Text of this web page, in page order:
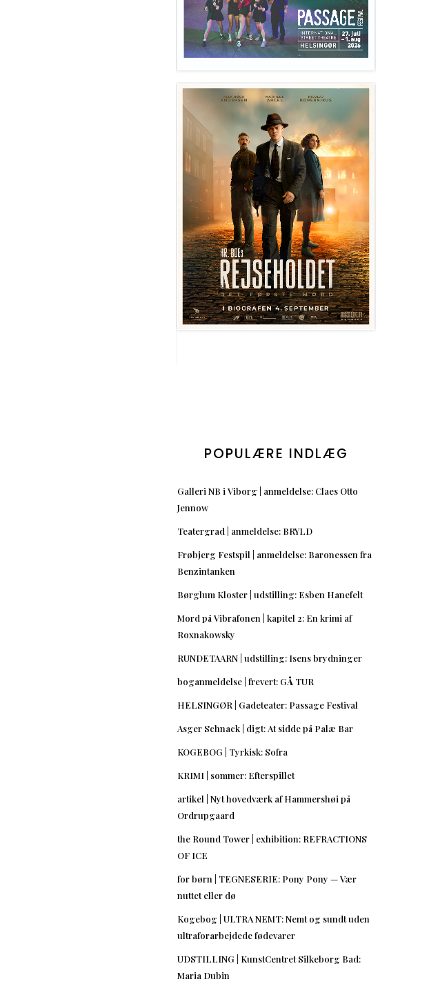
POPULÆRE INDLÆG
Galleri NB i Viborg | anmeldelse: Claes Otto
Jennow
Teatergrad | anmeldelse: BRYLD
Frøbjerg Festspil | anmeldelse: Baronessen fra
Benzintanken
Børglum Kloster | udstilling: Esben Hanefelt
Mord på Vibrafonen | kapitel 2: En krimi af
Roxnakowsky
RUNDETAARN | udstilling: Isens brydninger
boganmeldelse | frevert: GÅ TUR
HELSINGØR | Gadeteater: Passage Festival
Asger Schnack | digt: At sidde på Palæ Bar
KOGEBOG | Tyrkisk: Sofra
KRIMI | sommer: Efterspillet
artikel | Nyt hovedværk af Hammershøi på
Ordrupgaard
the Round Tower | exhibition: REFRACTIONS
OF ICE
for børn | TEGNESERIE: Pony Pony — Vær
nuttet eller dø
Kogebog | ULTRA NEMT: Nemt og sundt uden
ultraforarbejdede fødevarer
UDSTILLING | KunstCentret Silkeborg Bad:
Maria Dubin